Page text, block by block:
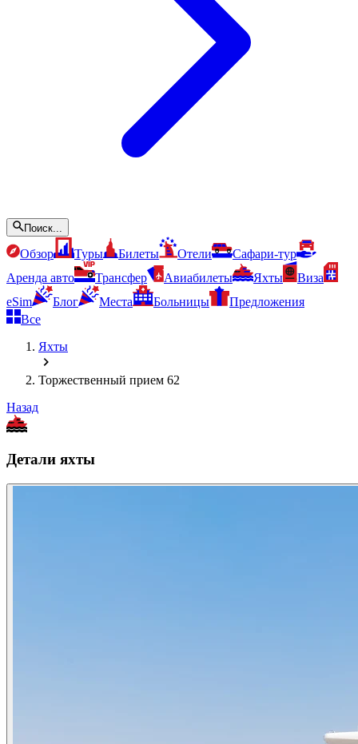
Поиск...
Обзор Туры Билеты Отели
Сафари-тур
Аренда авто
Трансфер Авиабилеты Яхты
Виза
eSim
Блог Места Больницы
Предложения
Все
Яхты
Торжественный прием 62
Назад
Детали яхты